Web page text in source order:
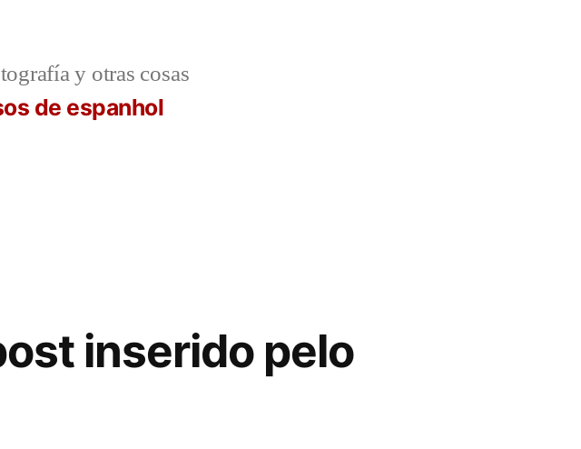
y otras cosas
de espanhol
inserido pelo